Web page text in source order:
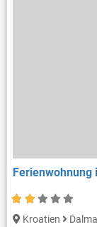
Kroatien